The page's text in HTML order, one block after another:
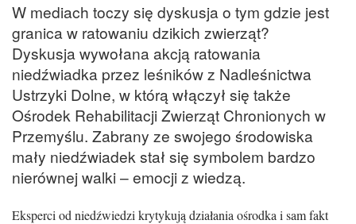
W mediach toczy się dyskusja o tym gdzie jest
granica w ratowaniu dzikich zwierząt?
Dyskusja wywołana akcją ratowania
niedźwiadka przez leśników z Nadleśnictwa
Ustrzyki Dolne, w którą włączył się także
Ośrodek Rehabilitacji Zwierząt Chronionych w
Przemyślu. Zabrany ze swojego środowiska
mały niedźwiadek stał się symbolem bardzo
nierównej walki – emocji z wiedzą.
Eksperci od niedźwiedzi krytykują działania ośrodka i sam fakt